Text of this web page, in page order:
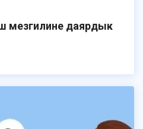
мезгилине даярдык